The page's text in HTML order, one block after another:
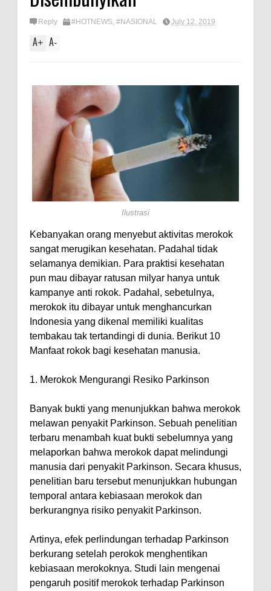
Reply #HOTNEWS, #NASIONAL July 12, 2019
A+ A-
Ilustrasi
Kebanyakan orang menyebut aktivitas merokok
sangat merugikan kesehatan. Padahal tidak
selamanya demikian. Para praktisi kesehatan
pun mau dibayar ratusan milyar hanya untuk
kampanye anti rokok. Padahal, sebetulnya,
merokok itu dibayar untuk menghancurkan
Indonesia yang dikenal memiliki kualitas
tembakau tak tertandingi di dunia. Berikut 10
Manfaat rokok bagi kesehatan manusia.
1. Merokok Mengurangi Resiko Parkinson
Banyak bukti yang menunjukkan bahwa merokok
melawan penyakit Parkinson. Sebuah penelitian
terbaru menambah kuat bukti sebelumnya yang
melaporkan bahwa merokok dapat melindungi
manusia dari penyakit Parkinson. Secara khusus,
penelitian baru tersebut menunjukkan hubungan
temporal antara kebiasaan merokok dan
berkurangnya risiko penyakit Parkinson.
Artinya, efek perlindungan terhadap Parkinson
berkurang setelah perokok menghentikan
kebiasaan merokoknya. Studi lain mengenai
pengaruh positif merokok terhadap Parkinson